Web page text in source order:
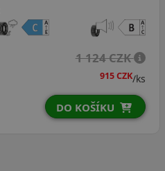
1 292 CZK/ks
DO KOŠÍKU